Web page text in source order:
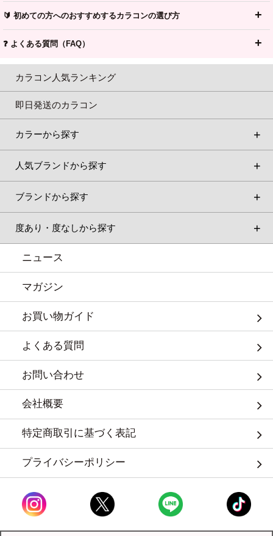
🔰 初めての方へのおすすめするカラコンの選び方
❓ よくある質問（FAQ）
カラコン人気ランキング
即日発送のカラコン
カラーから探す
人気ブランドから探す
ブランドから探す
度あり・度なしから探す
ニュース
マガジン
お買い物ガイド
よくある質問
お問い合わせ
会社概要
特定商取引に基づく表記
プライバシーポリシー